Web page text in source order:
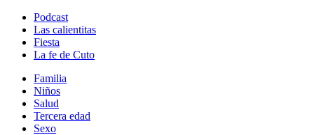
Podcast
Las calientitas
Fiesta
La fe de Cuto
Familia
Niños
Salud
Tercera edad
Sexo